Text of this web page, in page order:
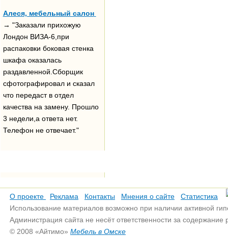
Алеся, мебельный салон
→ "Заказали прихожую
Лондон ВИЗА-6,при
распаковки боковая стенка
шкафа оказалась
раздавленной.Сборщик
сфотографировал и сказал
что передаст в отдел
качества на замену. Прошло
3 недели,а ответа нет.
Телефон не отвечает."
О проекте Реклама Контакты Мнения о сайте
Статистика
Использование материалов возможно при наличии активной
Администрация сайта не несёт ответственности за
© 2008 «Айтимо» Мебель в Омске